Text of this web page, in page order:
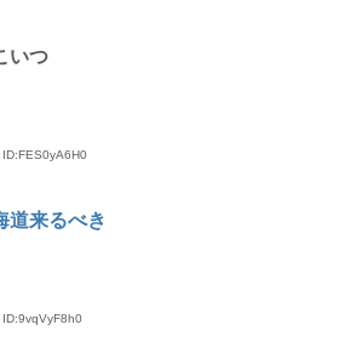
いつ
ID:FES0yA6H0
道来るべき
ID:9vqVyF8h0